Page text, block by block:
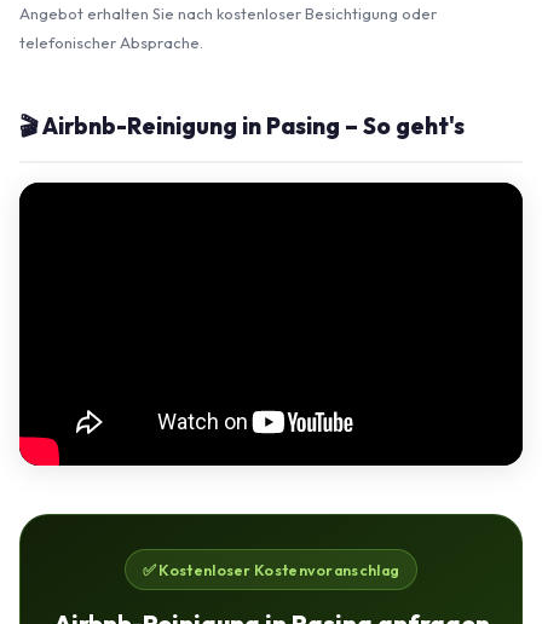
Angebot erhalten Sie nach kostenloser Besichtigung oder
telefonischer Absprache.
🎬 Airbnb-Reinigung in Pasing – So geht's
✅ Kostenloser Kostenvoranschlag